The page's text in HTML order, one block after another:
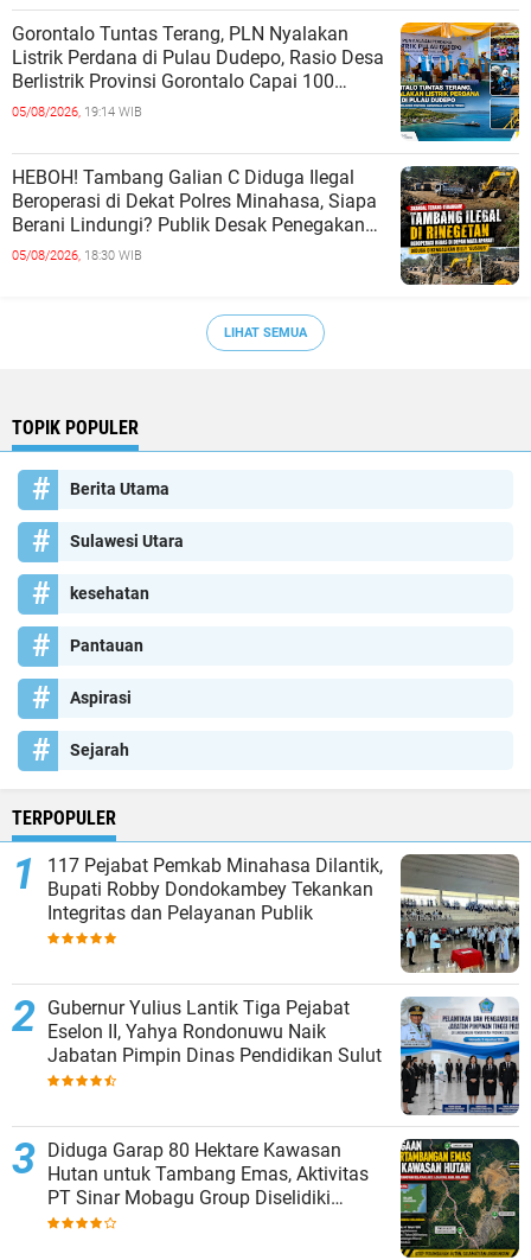
Gorontalo Tuntas Terang, PLN Nyalakan
Listrik Perdana di Pulau Dudepo, Rasio Desa
Berlistrik Provinsi Gorontalo Capai 100
Persen
05/08/2026, 19:14 WIB
HEBOH! Tambang Galian C Diduga Ilegal
Beroperasi di Dekat Polres Minahasa, Siapa
Berani Lindungi? Publik Desak Penegakan
Hukum Tanpa Tebang Pilih
05/08/2026, 18:30 WIB
LIHAT SEMUA
TOPIK POPULER
Berita Utama
Sulawesi Utara
kesehatan
Pantauan
Aspirasi
Sejarah
TERPOPULER
117 Pejabat Pemkab Minahasa Dilantik,
Bupati Robby Dondokambey Tekankan
Integritas dan Pelayanan Publik
Gubernur Yulius Lantik Tiga Pejabat
Eselon II, Yahya Rondonuwu Naik
Jabatan Pimpin Dinas Pendidikan Sulut
Diduga Garap 80 Hektare Kawasan
Hutan untuk Tambang Emas, Aktivitas
PT Sinar Mobagu Group Diselidiki
Aparat